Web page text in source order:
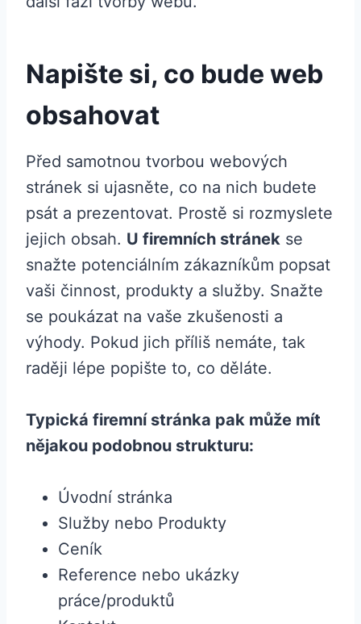
Napište si, co bude web
obsahovat
Před samotnou tvorbou webových
stránek si ujasněte, co na nich budete
psát a prezentovat. Prostě si rozmyslete
jejich obsah. U firemních stránek se
snažte potenciálním zákazníkům popsat
vaši činnost, produkty a služby. Snažte
se poukázat na vaše zkušenosti a
výhody. Pokud jich příliš nemáte, tak
raději lépe popište to, co děláte.
Typická firemní stránka pak může mít
nějakou podobnou strukturu:
Úvodní stránka
Služby nebo Produkty
Ceník
Reference nebo ukázky
práce/produktů